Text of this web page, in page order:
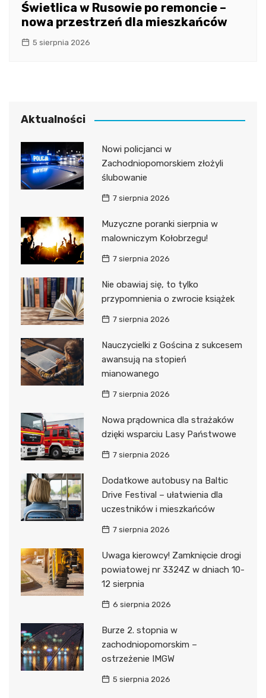
Świetlica w Rusowie po remoncie –
nowa przestrzeń dla mieszkańców
5 sierpnia 2026
Aktualności
Nowi policjanci w
Zachodniopomorskiem złożyli
ślubowanie
7 sierpnia 2026
Muzyczne poranki sierpnia w
malowniczym Kołobrzegu!
7 sierpnia 2026
Nie obawiaj się, to tylko
przypomnienia o zwrocie książek
7 sierpnia 2026
Nauczycielki z Gościna z sukcesem
awansują na stopień
mianowanego
7 sierpnia 2026
Nowa prądownica dla strażaków
dzięki wsparciu Lasy Państwowe
7 sierpnia 2026
Dodatkowe autobusy na Baltic
Drive Festival – ułatwienia dla
uczestników i mieszkańców
7 sierpnia 2026
Uwaga kierowcy! Zamknięcie drogi
powiatowej nr 3324Z w dniach 10-
12 sierpnia
6 sierpnia 2026
Burze 2. stopnia w
zachodniopomorskim –
ostrzeżenie IMGW
5 sierpnia 2026